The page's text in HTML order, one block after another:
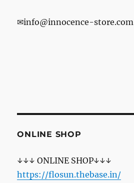
✉info@innocence-store.com
ONLINE SHOP
↓↓↓ ONLINE SHOP↓↓↓
https://flosun.thebase.in/